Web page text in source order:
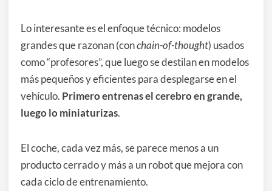
Lo interesante es el enfoque técnico: modelos
grandes que razonan (conchain-of-thought) usados
como “profesores”, que luego se destilan en modelos
más pequeños y eficientes para desplegarse en el
vehículo. Primero entrenas el cerebro en grande,
luego lo miniaturizas.
El coche, cada vez más, se parece menos a un
producto cerrado y más a un robot que mejora con
cada ciclo de entrenamiento.